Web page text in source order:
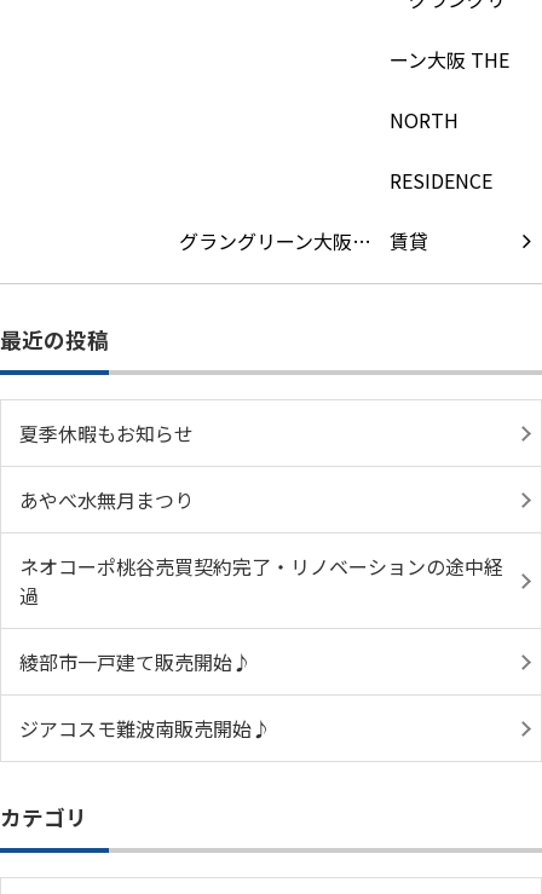
グラングリーン大阪…
最近の投稿
夏季休暇もお知らせ
あやべ水無月まつり
ネオコーポ桃谷売買契約完了・リノベーションの途中経
過
綾部市一戸建て販売開始♪
ジアコスモ難波南販売開始♪
カテゴリ